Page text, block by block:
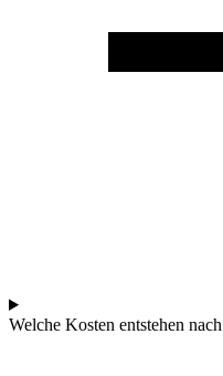
Welche Kosten entstehen